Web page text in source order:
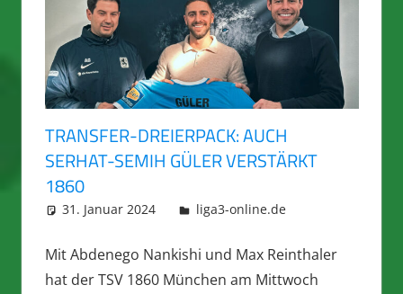
TRANSFER-DREIERPACK: AUCH
SERHAT-SEMIH GÜLER VERSTÄRKT
1860
31. Januar 2024 integromat
liga3-online.de
Mit Abdenego Nankishi und Max Reinthaler
hat der TSV 1860 München am Mittwoch